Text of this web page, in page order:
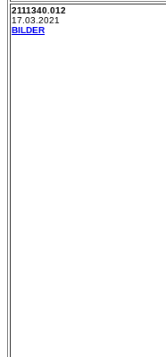
2111340.012
17.03.2021
BILDER